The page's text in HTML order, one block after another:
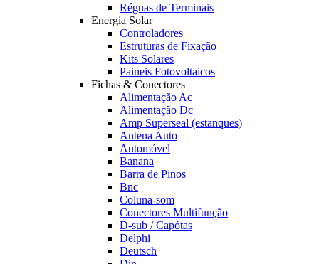
Réguas de Terminais
Energia Solar
Controladores
Estruturas de Fixação
Kits Solares
Paineis Fotovoltaicos
Fichas & Conectores
Alimentação Ac
Alimentação Dc
Amp Superseal (estanques)
Antena Auto
Automóvel
Banana
Barra de Pinos
Bnc
Coluna-som
Conectores Multifunção
D-sub / Capótas
Delphi
Deutsch